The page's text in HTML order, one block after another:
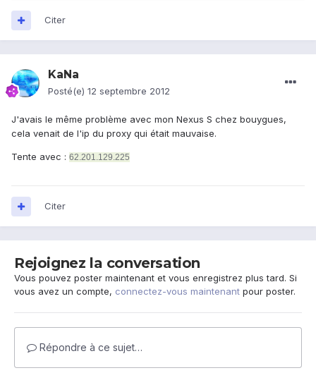
Citer
KaNa
Posté(e) 12 septembre 2012
J'avais le même problème avec mon Nexus S chez bouygues,
cela venait de l'ip du proxy qui était mauvaise.
Tente avec : 62.201.129.225
Citer
Rejoignez la conversation
Vous pouvez poster maintenant et vous enregistrez plus tard. Si
vous avez un compte, connectez-vous maintenant pour poster.
Répondre à ce sujet…